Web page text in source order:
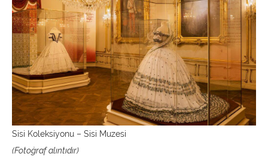
Sisi Koleksiyonu – Sisi Muzesi
(Fotoğraf alıntıdır)